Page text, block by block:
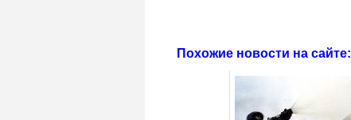
Похожие новости на сайте: